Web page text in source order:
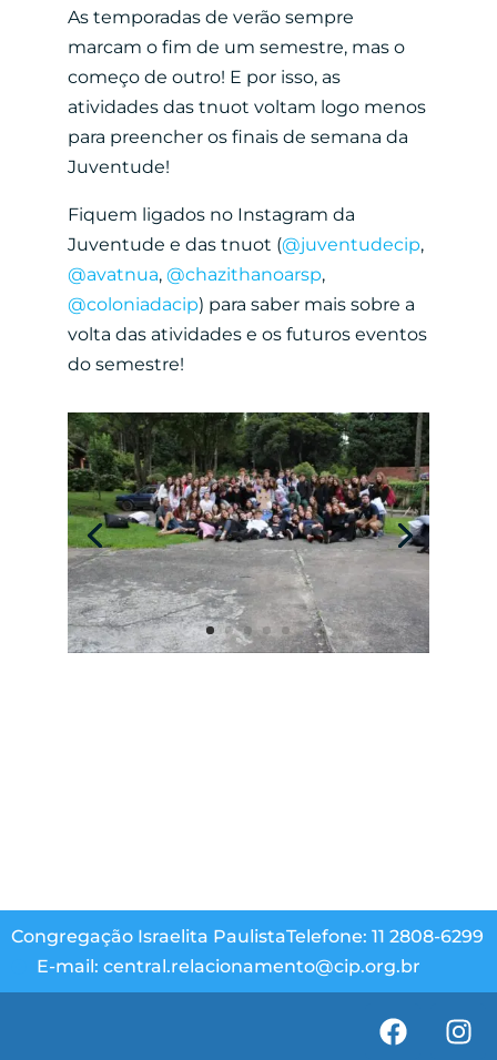
As temporadas de verão sempre
marcam o fim de um semestre, mas o
começo de outro! E por isso, as
atividades das tnuot voltam logo menos
para preencher os finais de semana da
Juventude!
Fiquem ligados no Instagram da
Juventude e das tnuot (@juventudecip,
@avatnua, @chazithanoarsp,
@coloniadacip) para saber mais sobre a
volta das atividades e os futuros eventos
do semestre!
Congregação Israelita PaulistaTelefone: 11 2808-6299
E-mail: central.relacionamento@cip.org.br